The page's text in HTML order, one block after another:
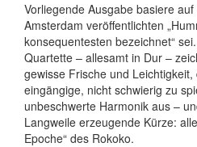
Vorliegende Ausgabe basiere
Amsterdam veröffentlichten
konsequentesten bezeichnet“
Quartette – allesamt in Dur –
gewisse Frische und
eingängige, nicht schwierig zu
unbeschwerte Harmonik aus –
Langweile erzeugende Kürze:
Epoche“ des Rokoko.